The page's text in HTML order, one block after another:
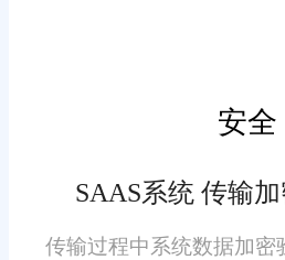
安全
SAAS系统 传输
传输过程中系统数据加密